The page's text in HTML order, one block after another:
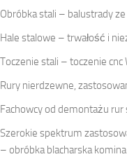
Obróbka stali – balustrady
Hale stalowe – trwałość i
Toczenie stali – toczenie cnc
Rury nierdzewne,
Fachowcy od demontażu
Szerokie spektrum
– obróbka blacharska komina